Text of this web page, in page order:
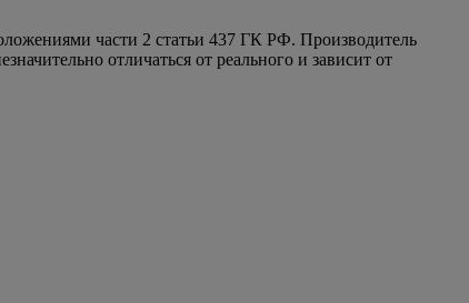
части 2 статьи 437 ГК РФ. Производитель
отличаться от реального и зависит от